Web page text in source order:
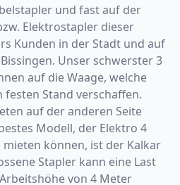
und fast auf der
Elektrostapler dieser
Kunden in der Stadt und auf
Unser schwerster 3
auf die Waage, welche
festen Stand verschaffen.
auf der anderen Seite
Modell, der Elektro 4
mieten können, ist der Kalkar
Stapler kann eine Last
von 4 Meter